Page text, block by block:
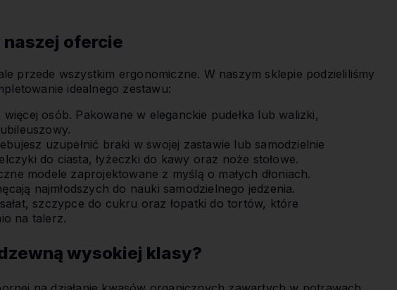
ofercie
przede wszystkim ergonomiczne. W naszym sklepie podzieliliśmy
idealnego zestawu:
osób. Pakowane w eleganckie pudełka lub walizki,
uzupełnić braki w swojej zastawie lub samodzielnie
do ciasta, łyżeczki do kawy oraz noże stołowe.
modele zaprojektowane z myślą o małych dłoniach.
najmłodszych do nauki samodzielnego jedzenia.
szczypce do cukru oraz łopatki do tortów, które
na talerz.
wysokiej klasy?